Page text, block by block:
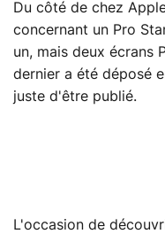
Du côté de chez
concernant un Pro
un, mais deux écrans
dernier a été déposé
juste d'être publié.
L'occasion de